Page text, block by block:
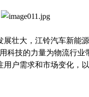
壮大，江铃汽车新能
科技的力量为物流行业
户需求和市场变化，